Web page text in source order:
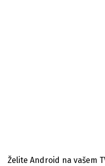
Želite Android na vašem